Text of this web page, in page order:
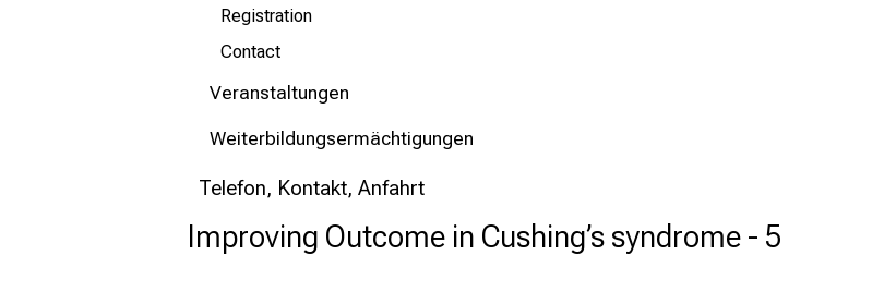
Registration
Contact
Veranstaltungen
Weiterbildungsermächtigungen
Telefon, Kontakt, Anfahrt
Improving Outcome in Cushing’s syndrome - 5